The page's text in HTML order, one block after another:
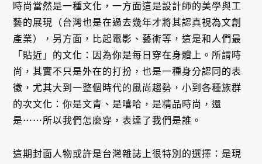
時尚當然是一種文化，一方面這是設計師的美學與工
藝的展現（台灣也是在過去幾年才將其認真視為文創
產業），另方面，比起電影、藝術等，這是和人們最
「貼近」的文化：因為你是每日穿在身體上。所謂時
尚，其實不只是外在的打扮，也是一種身分認同的表
徵，尤其大到一整個時代的風尚趨勢，小到各種族群
的次文化：你是文青、是嘻哈，是精品時尚，還
是⋯⋯所以我們怎麼穿，表達了我們是誰。
這期封面人物或許是台灣雜誌上很特別的選擇：是現